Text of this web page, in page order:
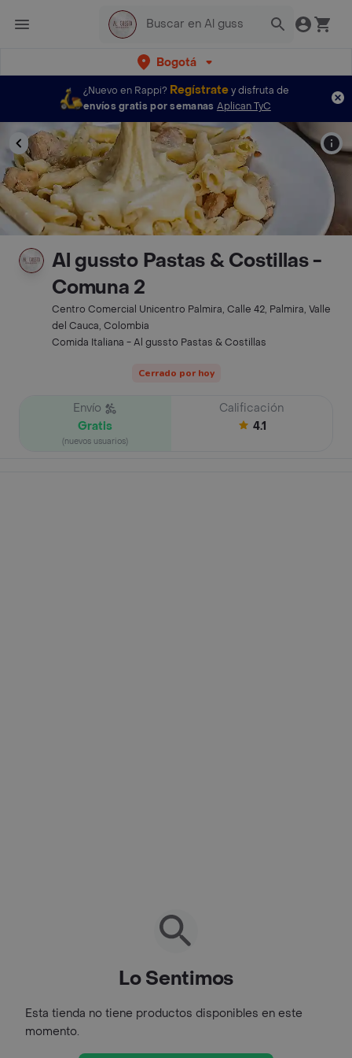
Bogotá
¿Nuevo en Rappi? Regístratey disfruta de
envíos gratis por semanas Aplican TyC
Al gussto Pastas & Costillas -
Comuna 2
Centro Comercial Unicentro Palmira, Calle 42, Palmira, Valle
del Cauca, Colombia
Comida Italiana - Al gussto Pastas & Costillas
Cerrado por hoy
Envío
Gratis
(nuevos usuarios)
Calificación
4.1
Lo Sentimos
Esta tienda no tiene productos disponibles en este
momento.